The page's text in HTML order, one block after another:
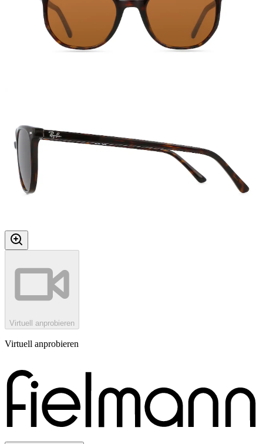
Virtuell anprobieren
Virtuell anprobieren